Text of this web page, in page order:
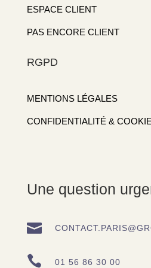
ESPACE CLIENT
PAS ENCORE CLIENT
RGPD
MENTIONS LÉGALES
CONFIDENTIALITÉ &
Une question

 01 56 86 30 00